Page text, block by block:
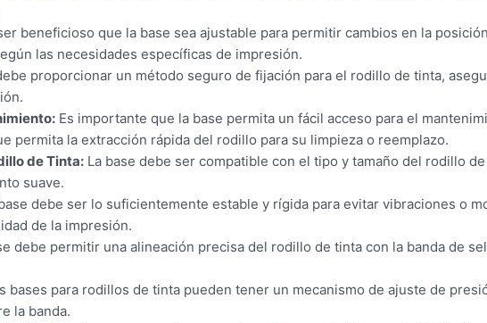
beneficioso que la base sea ajustable para permitir cambios en la
las necesidades específicas de impresión.
proporcionar un método seguro de fijación para el rodillo de tinta,
Es importante que la base permita un fácil acceso para el
permita la extracción rápida del rodillo para su limpieza o reemplazo.
de Tinta: La base debe ser compatible con el tipo y tamaño del rodillo
suave.
debe ser lo suficientemente estable y rígida para evitar vibraciones o
de la impresión.
debe permitir una alineación precisa del rodillo de tinta con la banda de
bases para rodillos de tinta pueden tener un mecanismo de ajuste de
la banda.